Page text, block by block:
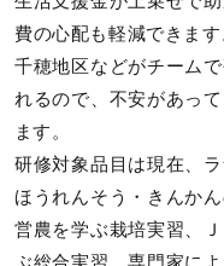
費の心配も軽減できま
千穂地区などがチーム
れるので、不安があっ
ます。
研修対象品目は現在、
ほうれんそう・きんか
営農を学ぶ栽培実習、